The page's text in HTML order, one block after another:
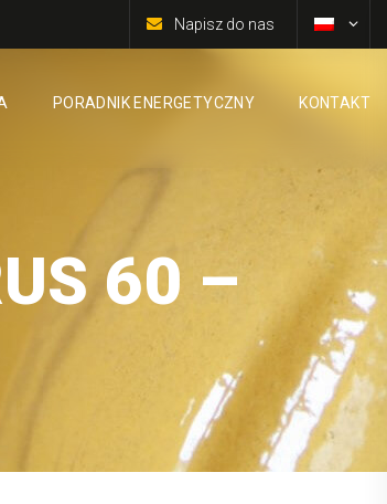
Napisz do nas
PORADNIK ENERGETYCZNY KONTAKT
60 –